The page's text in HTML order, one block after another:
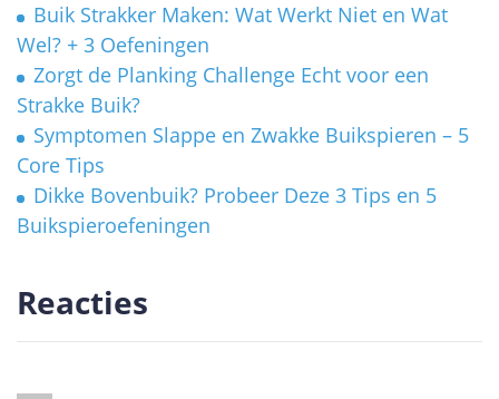
Buik Strakker Maken: Wat Werkt Niet en Wat
Wel? + 3 Oefeningen
Zorgt de Planking Challenge Echt voor een
Strakke Buik?
Symptomen Slappe en Zwakke Buikspieren – 5
Core Tips
Dikke Bovenbuik? Probeer Deze 3 Tips en 5
Buikspieroefeningen
Reacties